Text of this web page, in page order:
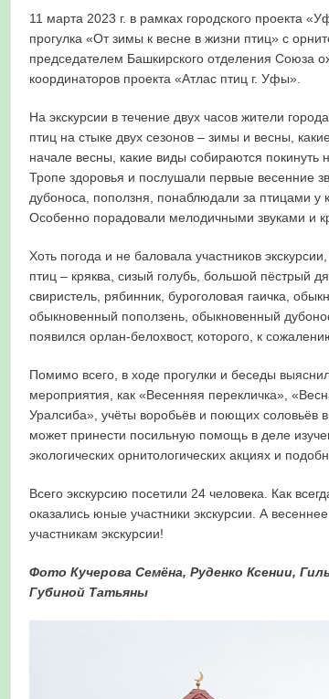
11 марта 2023 г. в рамках городского проекта
прогулка «От зимы к весне в жизни птиц» с
председателем Башкирского отделения Союза
координаторов проекта «Атлас птиц г. Уфы».
На экскурсии в течение двух часов жители
птиц на стыке двух сезонов – зимы и весны,
начале весны, какие виды собираются
Тропе здоровья и послушали первые весенние
дубоноса, поползня, понаблюдали за птицами
Особенно порадовали мелодичными звуками и
Хоть погода и не баловала участников
птиц – кряква, сизый голубь, большой пёстрый
свиристель, рябинник, буроголовая гаичка,
обыкновенный поползень, обыкновенный
появился орлан-белохвост, которого, к
Помимо всего, в ходе прогулки и беседы
мероприятия, как «Весенняя перекличка»,
Уралсиба», учёты воробьёв и поющих
может принести посильную помощь в деле
экологических орнитологических акциях и
Всего экскурсию посетили 24 человека. Как
оказались юные участники экскурсии. А
участникам экскурсии!
Фото Кучерова Семёна, Руденко Ксении,
Губиной Татьяны